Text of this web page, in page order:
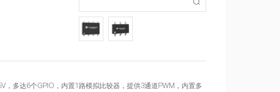
多达6个GPIO，内置1路模拟比较器，提供3通道PWM，内置多